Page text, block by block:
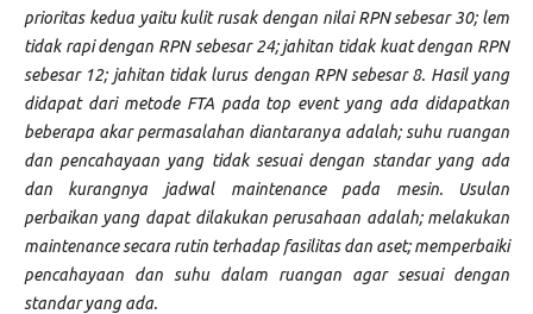
prioritas kedua yaitu kulit rusak dengan nilai RPN sebesar 30; lem
tidak rapi dengan RPN sebesar 24; jahitan tidak kuat dengan RPN
sebesar 12; jahitan tidak lurus dengan RPN sebesar 8. Hasil yang
didapat dari metode FTA pada top event yang ada didapatkan
beberapa akar permasalahan diantaranya adalah; suhu ruangan
dan pencahayaan yang tidak sesuai dengan standar yang ada
dan kurangnya jadwal maintenance pada mesin. Usulan
perbaikan yang dapat dilakukan perusahaan adalah; melakukan
maintenance secara rutin terhadap fasilitas dan aset; memperbaiki
pencahayaan dan suhu dalam ruangan agar sesuai dengan
standar yang ada.